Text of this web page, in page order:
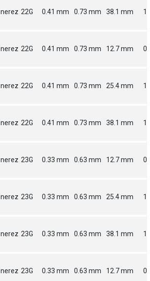
nerez 22G 0.41 mm 0.73 mm 38.1 mm
nerez 22G 0.41 mm 0.73 mm 12.7 mm
nerez 22G 0.41 mm 0.73 mm 25.4 mm 1
nerez 22G 0.41 mm 0.73 mm 38.1 mm
nerez 23G 0.33 mm 0.63 mm 12.7 mm
nerez 23G 0.33 mm 0.63 mm 25.4 mm 1
nerez 23G 0.33 mm 0.63 mm 38.1 mm
nerez 23G 0.33 mm 0.63 mm 12.7 mm